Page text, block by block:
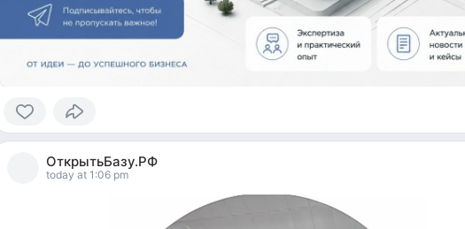
0
reactedОткрытьБазу.РФ
today at 1:06 pm